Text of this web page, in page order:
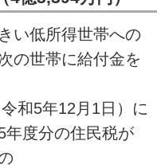
い低所得世帯への
の世帯に給付金を
和5年12月1日）に
年度分の住民税が